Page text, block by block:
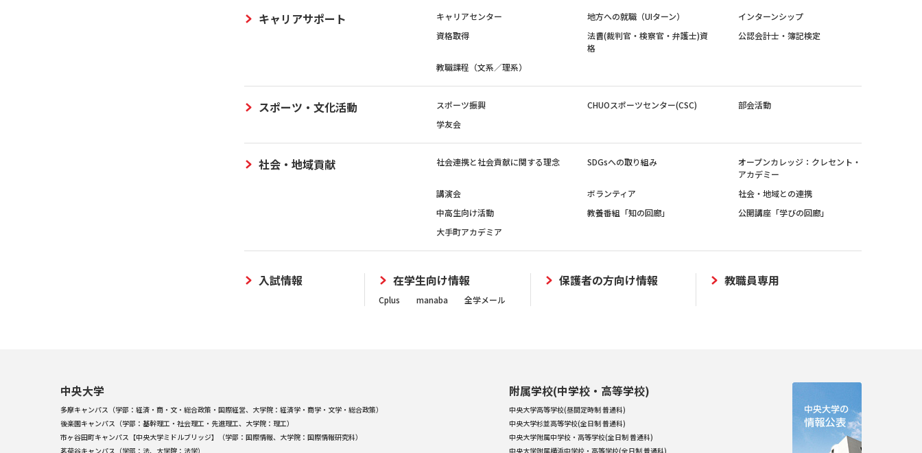
キャリアサポート キャリアセンター 地方への就職（UIターン）
インターンシップ
資格取得
法曹(裁判官・検察官・弁護士)資
格
公認会計士・簿記検定
教職課程（文系／理系）
スポーツ・文化活動 スポーツ振興 CHUOスポーツセンター(CSC)
部会活動
学友会
社会・地域貢献 社会連携と社会貢献に関する理念 SDGsへの取り組み
オープンカレッジ：クレセント・
アカデミー
講演会
ボランティア
社会・地域との連携
中高生向け活動
教養番組「知の回廊」
公開講座「学びの回廊」
大手町アカデミア
入試情報 在学生向け情報
Cplus manaba 全学メール
保護者の方向け情報 教職員専用
中央大学
多摩キャンパス（学部：経済・商・文・総合政策・国際経営、大学院：経済学・商学・文学・総合政策）
後楽園キャンパス（学部：基幹理工・社会理工・先進理工、大学院：理工）
市ヶ谷田町キャンパス【中央大学ミドルブリッジ】（学部：国際情報、大学院：国際情報研究科）
茗荷谷キャンパス（学部：法、大学院：法学）
附属学校(中学校・高等学校)
中央大学高等学校(昼間定時制 普通科)
中央大学杉並高等学校(全日制 普通科)
中央大学附属中学校・高等学校(全日制 普通科)
中央大学附属横浜中学校・高等学校(全日制 普通科)